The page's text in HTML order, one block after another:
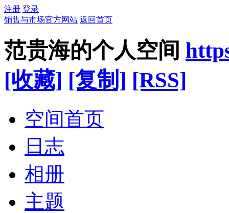
注册 登录
销售与市场官方网站 返回首页
范贵海的个人空间
[收藏] [复制] [RSS]
空间首页
日志
相册
主题